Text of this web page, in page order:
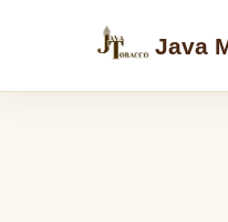
Java